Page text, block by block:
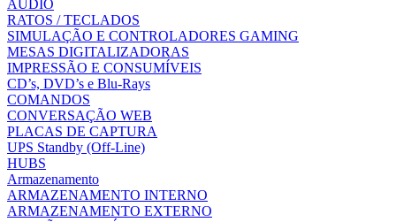
ÁUDIO
RATOS / TECLADOS
SIMULAÇÃO E CONTROLADORES GAMING
MESAS DIGITALIZADORAS
IMPRESSÃO E CONSUMÍVEIS
CD’s, DVD’s e Blu-Rays
COMANDOS
CONVERSAÇÃO WEB
PLACAS DE CAPTURA
UPS Standby (Off-Line)
HUBS
Armazenamento
ARMAZENAMENTO INTERNO
ARMAZENAMENTO EXTERNO